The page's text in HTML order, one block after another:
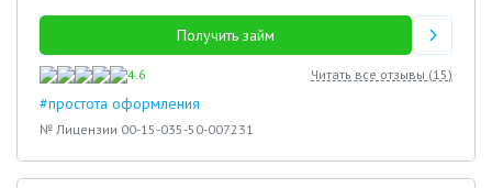
Получить займ
4.6 Читать все отзывы (15)
#простота оформления
№ Лицензии 00-15-035-50-007231